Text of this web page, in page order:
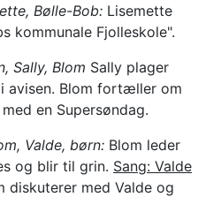
Bølle-Bob: Lisemette
kommunale Fjolleskole".
Sally, Blom Sally plager
avisen. Blom fortæller om
en Supersøndag.
Valde, børn: Blom leder
og blir til grin. Sang: Valde
diskuterer med Valde og